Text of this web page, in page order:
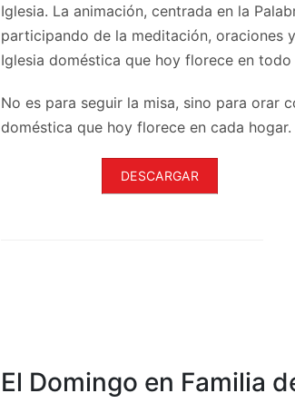
Iglesia. La animación, centrada en la
participando de la meditación, oraciones
Iglesia doméstica que hoy florece en todo
No es para seguir la misa, sino para orar
doméstica que hoy florece en cada hogar.
DESCARGAR
El Domingo en Familia